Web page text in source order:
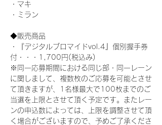
・マキ
・ミラン
◆販売商品
・『デジタルブロマイドvol.4』個別握手券
付・・・1,700円(税込み)
※同一応募期間における同じ部・同一レーン
に関しまして、複数枚のご応募を可能とさせ
て頂きますが、1名様最大で100枚までのご
当選を上限とさせて頂く予定です。またレー
ンの申込数によっては、上限を調整させて頂
く場合がございますので、予めご了承くださ